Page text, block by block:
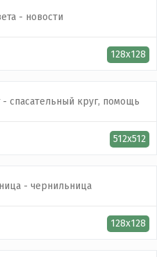
128x128
512x512
128x128